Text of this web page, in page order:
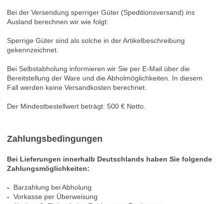
Bei der Versendung sperriger Güter (Speditionsversand) ins
Ausland berechnen wir wie folgt:
Sperrige Güter sind als solche in der Artikelbeschreibung
gekennzeichnet.
Bei Selbstabholung informieren wir Sie per E-Mail über die
Bereitstellung der Ware und die Abholmöglichkeiten. In diesem
Fall werden keine Versandkosten berechnet.
Der Mindestbestellwert beträgt: 500 € Netto.
Zahlungsbedingungen
Bei Lieferungen innerhalb Deutschlands haben Sie folgende
Zahlungsmöglichkeiten:
-
Barzahlung bei Abholung
- Vorkasse per Überweisung